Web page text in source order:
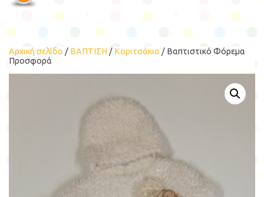
Αρχική σελίδα / ΒΑΠΤΙΣΗ / Κοριτσάκια / Βαπτιστικό Φόρεμα
Προσφορά